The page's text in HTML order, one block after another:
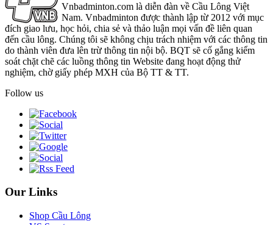
Vnbadminton.com là diễn đàn về Cầu Lông Việt
Nam. Vnbadminton được thành lập từ 2012 với mục
đích giao lưu, học hỏi, chia sẻ và thảo luận mọi vấn đề liên quan
đến cầu lông. Chúng tôi sẽ không chịu trách nhiệm với các thông tin
do thành viên đưa lên trừ thông tin nội bộ. BQT sẽ cố gắng kiểm
soát chặt chẽ các luồng thông tin Website đang hoạt động thử
nghiệm, chờ giấy phép MXH của Bộ TT & TT.
Follow us
Our Links
Shop Cầu Lông